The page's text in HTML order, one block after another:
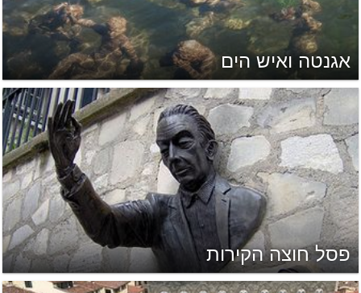
אגנטה ואיש הים
פסל חוצה הקירות